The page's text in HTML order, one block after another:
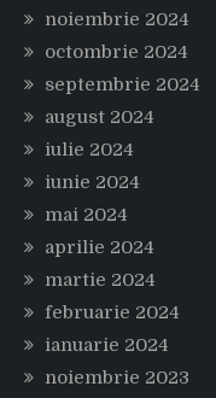
noiembrie 2024
octombrie 2024
septembrie 2024
august 2024
iulie 2024
iunie 2024
mai 2024
aprilie 2024
martie 2024
februarie 2024
ianuarie 2024
noiembrie 2023